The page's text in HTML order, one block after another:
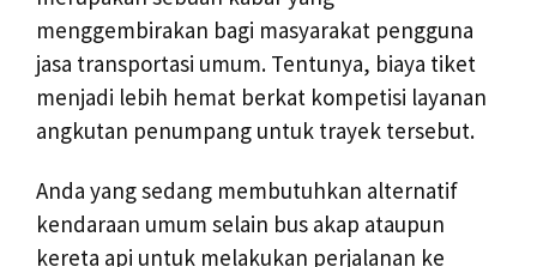
menggembirakan bagi masyarakat pengguna
jasa transportasi umum. Tentunya, biaya tiket
menjadi lebih hemat berkat kompetisi layanan
angkutan penumpang untuk trayek tersebut.
Anda yang sedang membutuhkan alternatif
kendaraan umum selain bus akap ataupun
kereta api untuk melakukan perjalanan ke